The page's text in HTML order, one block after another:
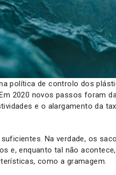
política de controlo dos
2020 novos passos foram
e o alargamento da
Na verdade, os
e, enquanto tal não
como a gramagem.